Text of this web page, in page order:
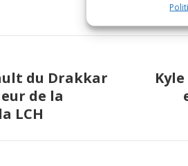
Facebook
X
du Drakkar
de la
LCH